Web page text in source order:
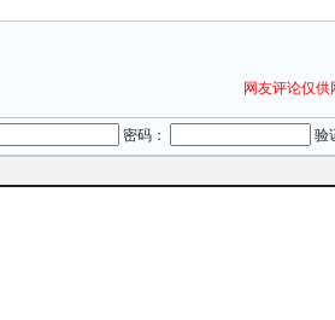
网友评论仅
密码： 验